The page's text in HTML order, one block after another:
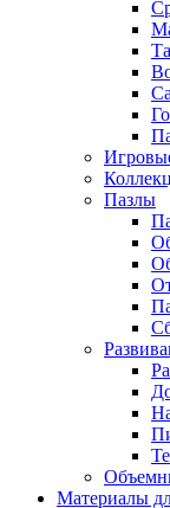
Пазлы
Материалы